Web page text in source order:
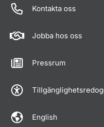
Kontakta oss
Jobba hos oss
Pressrum
English